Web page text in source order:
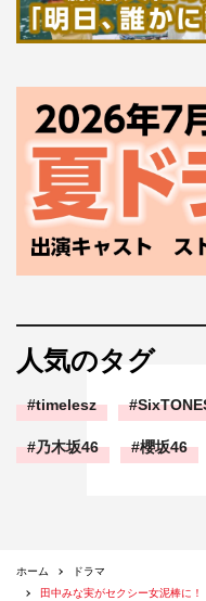
人気のタグ
timelesz
乃木坂46 櫻坂46
ホーム
ドラマ
田中みな実がセクシー女泥棒に